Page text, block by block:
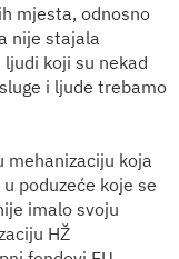
mjesta, odnosno
nije stajala
koji su nekad
i ljude trebamo
mehanizaciju koja
poduzeće koje se
imalo svoju
HŽ